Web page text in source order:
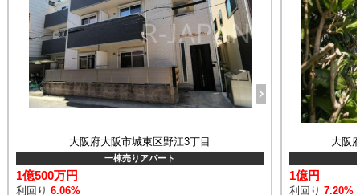
大阪府大阪市城東区野江3丁目
一棟売りアパート
1億500万円
利回り6.06%
大阪
1億円
利回り 7.20%